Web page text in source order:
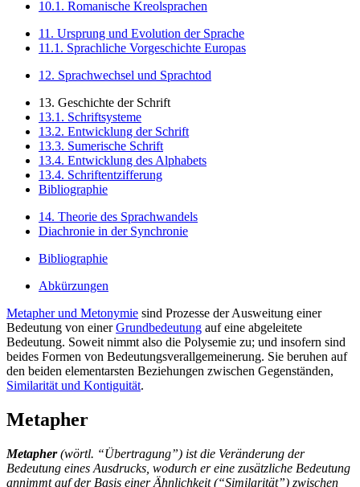
10.1. Romanische Kreolsprachen
11. Ursprung und Evolution der Sprache
11.1. Sprachliche Vorgeschichte Europas
12. Sprachwechsel und Sprachtod
13. Geschichte der Schrift
13.1. Schriftsysteme
13.2. Entwicklung der Schrift
13.3. Sumerische Schrift
13.4. Entwicklung des Alphabets
13.4. Schriftentzifferung
Bibliographie
14. Theorie des Sprachwandels
Diachronie in der Synchronie
Bibliographie
Abkürzungen
Metapher und Metonymie sind Prozesse der Ausweitung einer
Bedeutung von einerGrundbedeutung auf eine abgeleitete
Bedeutung. Soweit nimmt also die Polysemie zu; und insofern sind
beides Formen von Bedeutungsverallgemeinerung. Sie beruhen auf
den beiden elementarsten Beziehungen zwischen Gegenständen,
Similarität und Kontiguität.
Metapher
Metapher(wörtl. “Übertragung”) ist die Veränderung der
Bedeutung eines Ausdrucks, wodurch er eine zusätzliche Bedeutung
annimmt auf der Basis einer Ähnlichkeit (“Similarität”) zwischen